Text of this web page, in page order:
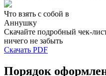
Что взять с собой в
Аннушку
Скачайте подробный чек-
ничего не забыть
Скачать PDF
Порядок